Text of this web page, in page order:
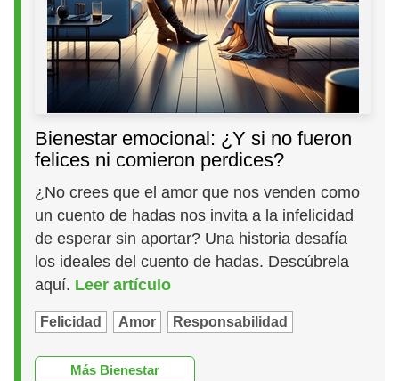
Bienestar emocional: ¿Y si no fueron
felices ni comieron perdices?
¿No crees que el amor que nos venden como
un cuento de hadas nos invita a la infelicidad
de esperar sin aportar? Una historia desafía
los ideales del cuento de hadas. Descúbrela
aquí. Leer artículo
Felicidad Amor Responsabilidad
Más Bienestar